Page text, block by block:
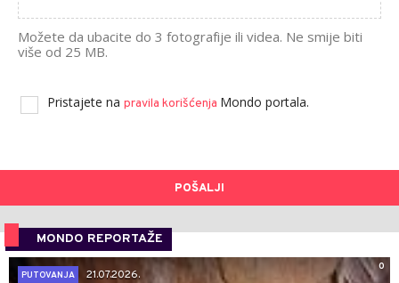
Možete da ubacite do 3 fotografije ili videa. Ne smije biti
više od 25 MB.
Pristajete na pravila korišćenja Mondo portala.
POŠALJI
MONDO REPORTAŽE
0
PUTOVANJA
21.07.2026.